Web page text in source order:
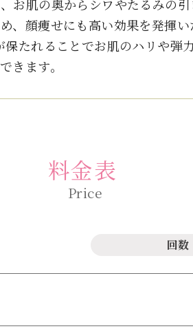
お肌の奥からシワやたるみの引
顔痩せにも高い効果を発揮い
たれることでお肌のハリや弾
きます。
料金表
回数